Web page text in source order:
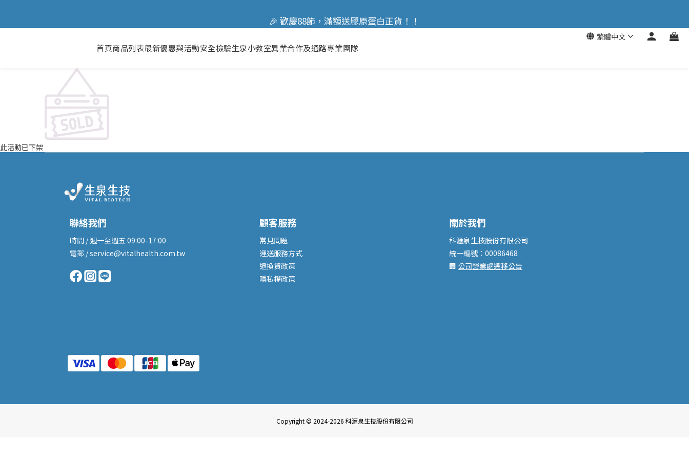
🎉 歡慶88節，滿額送膠原蛋白正貨！！
🎉 歡慶88節，滿額送膠原蛋白正貨！！
繁體中文
首頁商品列表最新優惠與活動安全檢驗生泉小教室異業合作及通路專業團隊
此活動已下架
聯絡我們
時間 / 週一至週五 09:00-17:00
電郵 / service@vitalhealth.com.tw
顧客服務
常見問題
運送服務方式
退換貨政策
隱私權政策
關於我們
科滙泉生技股份有限公司
統一編號：00086468
🏢 公司營業處遷移公告
Copyright © 2024-2026 科滙泉生技股份有限公司